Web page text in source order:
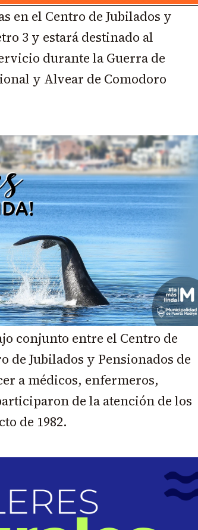
en el Centro de Jubilados y
3 y estará destinado al
durante la Guerra de
y Alvear de Comodoro
conjunto entre el Centro de
de Jubilados y Pensionados de
a médicos, enfermeros,
de la atención de los
de 1982.